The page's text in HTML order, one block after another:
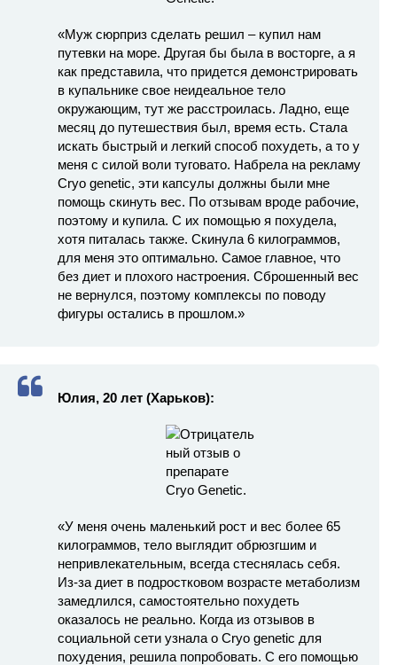
«Муж сюрприз сделать решил – купил нам
путевки на море. Другая бы была в восторге, а я
как представила, что придется демонстрировать
в купальнике свое неидеальное тело
окружающим, тут же расстроилась. Ладно, еще
месяц до путешествия был, время есть. Стала
искать быстрый и легкий способ похудеть, а то у
меня с силой воли туговато. Набрела на рекламу
Cryo genetic, эти капсулы должны были мне
помощь скинуть вес. По отзывам вроде рабочие,
поэтому и купила. С их помощью я похудела,
хотя питалась также. Скинула 6 килограммов,
для меня это оптимально. Самое главное, что
без диет и плохого настроения. Сброшенный вес
не вернулся, поэтому комплексы по поводу
фигуры остались в прошлом.»
Юлия, 20 лет (Харьков):
«У меня очень маленький рост и вес более 65
килограммов, тело выглядит обрюзгшим и
непривлекательным, всегда стеснялась себя.
Из-за диет в подростковом возрасте метаболизм
замедлился, самостоятельно похудеть
оказалось не реально. Когда из отзывов в
социальной сети узнала о Cryo genetic для
похудения, решила попробовать. С его помощью